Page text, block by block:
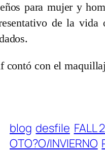
para mujer y
de la
contó con el
blog desfile FALL
OTO?O/INVIERNO